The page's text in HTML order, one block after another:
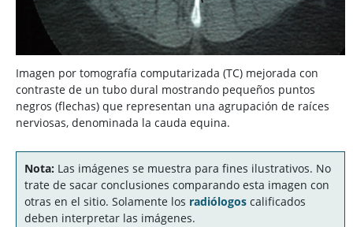
Imagen por tomografía computarizada (TC) mejorada con
contraste de un tubo dural mostrando pequeños puntos
negros (flechas) que representan una agrupación de raíces
nerviosas, denominada la cauda equina.
Nota: Las imágenes se muestra para fines ilustrativos. No
trate de sacar conclusiones comparando esta imagen con
otras en el sitio. Solamente los radiólogos calificados
deben interpretar las imágenes.